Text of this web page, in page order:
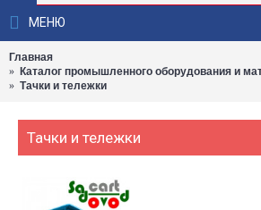
МЕНЮ
Главная
Каталог промышленного оборудования и
Тачки и тележки
Тачки и тележки